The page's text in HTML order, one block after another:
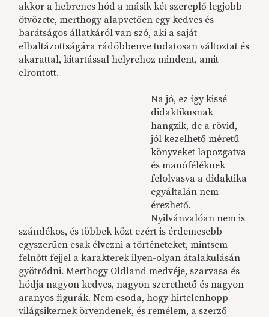
akkor a hebrencs hód a másik két szereplő legjobb
ötvözete, merthogy alapvetően egy kedves és
barátságos állatkáról van szó, aki a saját
elbaltázottságára rádöbbenve tudatosan változtat és
akarattal, kitartással helyrehoz mindent, amit
elrontott.
Na jó, ez így kissé
didaktikusnak
hangzik, de a rövid,
jól kezelhető méretű
könyveket lapozgatva
és manóféléknek
felolvasva a didaktika
egyáltalán nem
érezhető.
Nyilvánvalóan nem is
szándékos, és többek közt ezért is érdemesebb
egyszerűen csak élvezni a történeteket, mintsem
felnőtt fejjel a karakterek ilyen-olyan átalakulásán
gyötrődni. Merthogy Oldland medvéje, szarvasa és
hódja nagyon kedves, nagyon szerethető és nagyon
aranyos figurák. Nem csoda, hogy hirtelenhopp
világsikernek örvendenek, és remélem, a szerző